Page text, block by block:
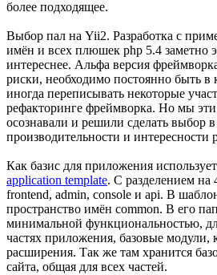
более подходящее.
Выбор пал на Yii2. Разработка с
имён и всех плюшек php 5.4 заметно
интереснее. Альфа версия
риски, необходимо постоянно быть в
иногда переписывать некоторые
рефакторинге фреймворка. Но мы
осознавали и решили сделать выбор в
производительности и интересности
Как базис для приложения
application template. С разделением на
frontend, admin, console и api. В
пространство имён common. В его
минимальной функциональностью,
частях приложения, базовые модули,
расширения. Так же там хранится
сайта, общая для всех частей.